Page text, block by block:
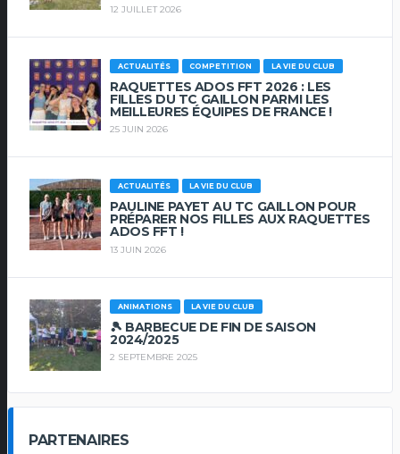
12 JUILLET 2026
ACTUALITÉS COMPETITION LA VIE DU CLUB
RAQUETTES ADOS FFT 2026 : LES
FILLES DU TC GAILLON PARMI LES
MEILLEURES ÉQUIPES DE FRANCE !
25 JUIN 2026
ACTUALITÉS LA VIE DU CLUB
PAULINE PAYET AU TC GAILLON POUR
PRÉPARER NOS FILLES AUX RAQUETTES
ADOS FFT !
13 JUIN 2026
ANIMATIONS LA VIE DU CLUB
🎾 BARBECUE DE FIN DE SAISON
2024/2025
2 SEPTEMBRE 2025
PARTENAIRES